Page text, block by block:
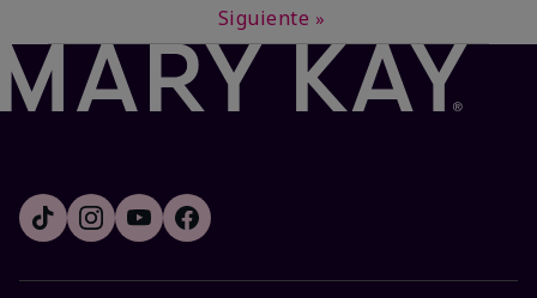
Siguiente »